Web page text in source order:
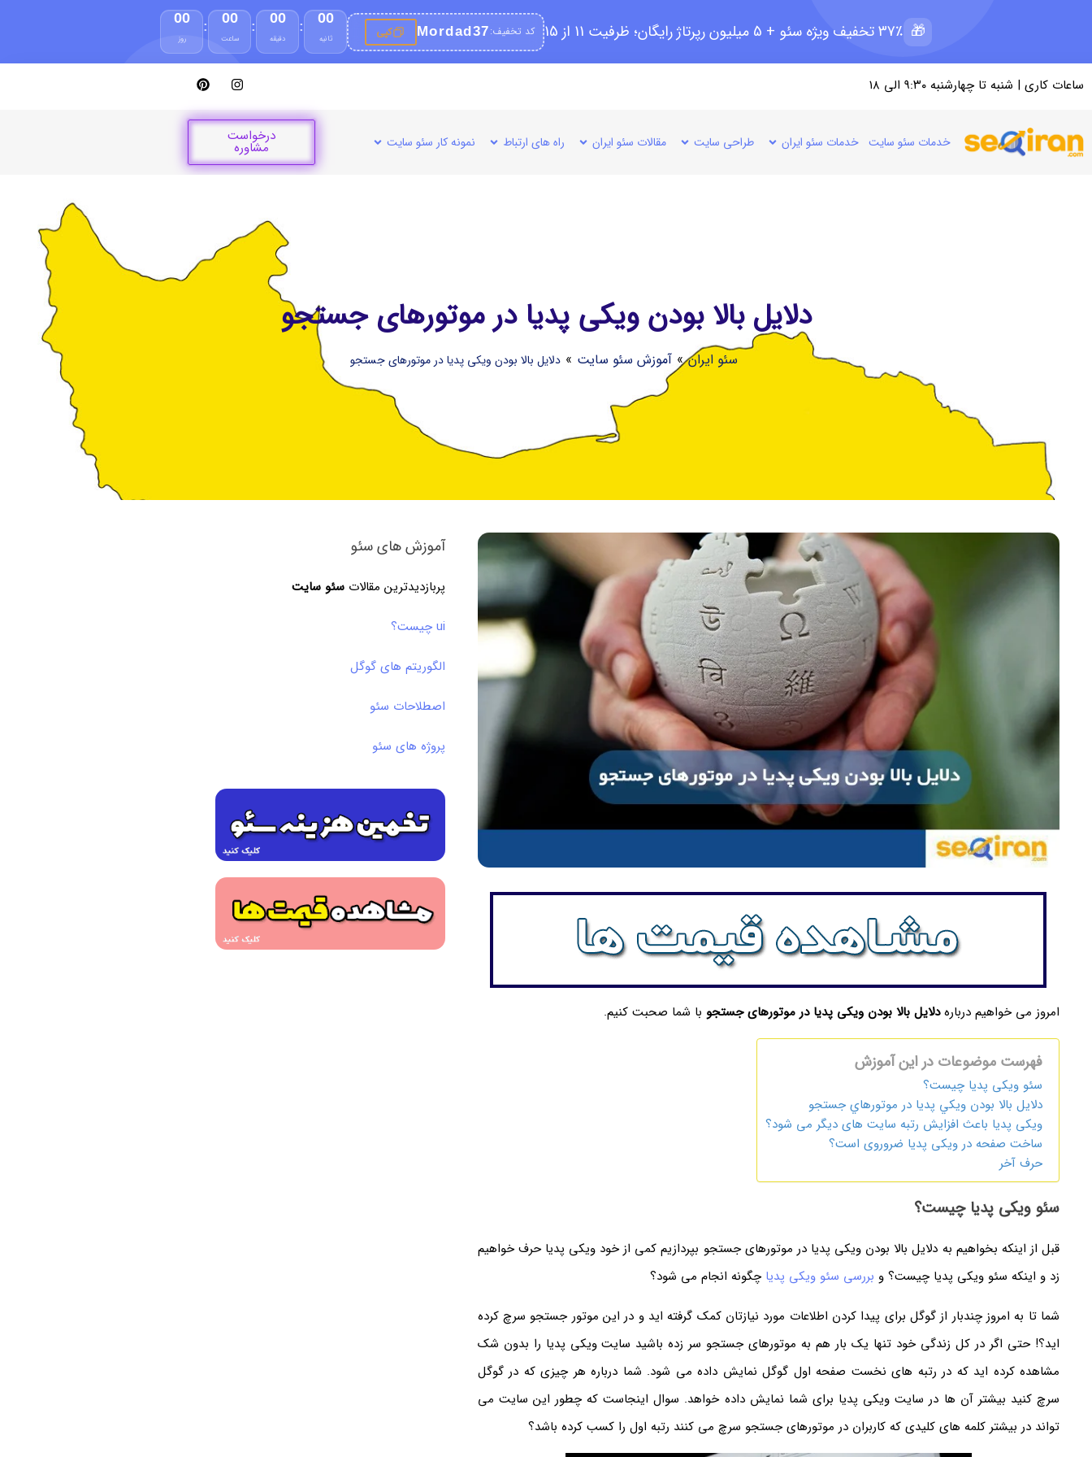
🎁 37٪ تخفیف ویژه سئو + 5 میلیون رپرتاژ رایگان؛ ظرفیت 11 از 15 کد تخفیف:Mordad37 کپی
00
روز
:
00
ساعت
:
00
دقیقه
:
00
ثانیه
ساعات کاری | شنبه تا چهارشنبه ۹:۳۰ الی ۱۸
خدمات سئو سایت خدمات سئو ایران طراحی سایت مقالات سئو ایران راه های ارتباط نمونه کار سئو سایت درخواست
مشاوره
دلایل بالا بودن ويكی پديا در موتورهای جستجو
سئو ایران » آموزش سئو سایت » دلایل بالا بودن ويكی پديا در موتورهای جستجو
امروز می خواهیم دربارهدلایل بالا بودن ویکی پدیا در موتورهای جستجو با شما صحبت کنیم.
فهرست موضوعات در این آموزش
سئو ویکی پدیا چیست؟
دلايل بالا بودن ويكي پديا در موتورهاي جستجو
ویکی پدیا باعث افزایش رتبه سایت های دیگر می شود؟
ساخت صفحه در ویکی پدیا ضروروی است؟
حرف آخر
سئو ویکی پدیا چیست؟
قبل از اینکه بخواهیم به دلایل بالا بودن ویکی پدیا در موتورهای جستجو بپردازیم کمی از خود ویکی پدیا حرف خواهیم
زد و اینکه سئو ویکی پدیا چیست؟ و بررسی سئو ویکی پدیا چگونه انجام می شود؟
شما تا به امروز چندبار از گوگل برای پیدا کردن اطلاعات مورد نیازتان کمک گرفته اید و در این موتور جستجو سرچ کرده
اید؟! حتی اگر در کل زندگی خود تنها یک بار هم به موتورهای جستجو سر زده باشید سایت ویکی پدیا را بدون شک
مشاهده کرده اید که در رتبه های نخست صفحه اول گوگل نمایش داده می شود. شما درباره هر چیزی که در گوگل
سرچ کنید بیشتر آن ها در سایت ویکی پدیا برای شما نمایش داده خواهد. سوال اینجاست که چطور این سایت می
تواند در بیشتر کلمه های کلیدی که کاربران در موتورهای جستجو سرچ می کنند رتبه اول را کسب کرده باشد؟
آموزش های سئو
پربازدیدترین مقالاتسئو سایت
ui چیست؟
الگوریتم های گوگل
اصطلاحات سئو
پروژه های سئو